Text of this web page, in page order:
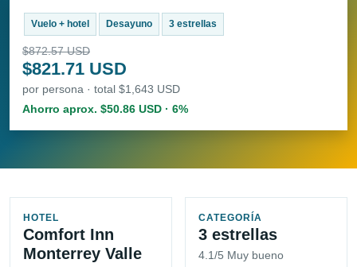
Vuelo + hotel Desayuno 3 estrellas
$872.57 USD
$821.71 USD
por persona · total $1,643 USD
Ahorro aprox. $50.86 USD · 6%
HOTEL
Comfort Inn
Monterrey Valle
CATEGORÍA
3 estrellas
4.1/5 Muy bueno